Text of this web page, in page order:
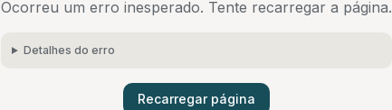
Ocorreu um erro inesperado. Tente recarregar a página.
Detalhes do erro
Recarregar página